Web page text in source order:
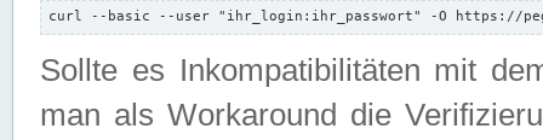
curl --basic --user "ihr_login:ihr_passwort" -O https://
Sollte es Inkompatibilitäten mit
man als Workaround die